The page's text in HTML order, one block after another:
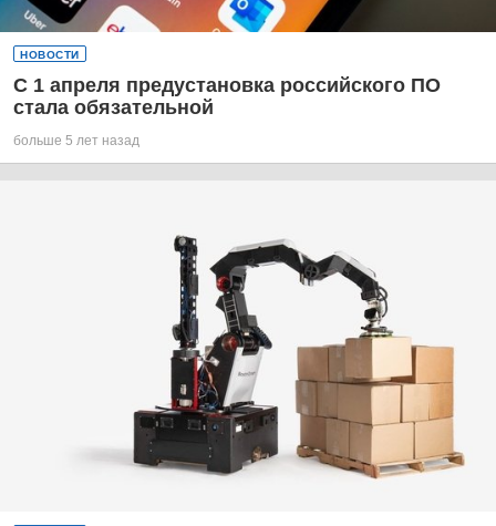
НОВОСТИ
С 1 апреля предустановка российского ПО
стала обязательной
больше 5 лет назад